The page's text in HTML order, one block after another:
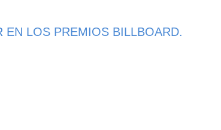
EN LOS PREMIOS BILLBOARD.